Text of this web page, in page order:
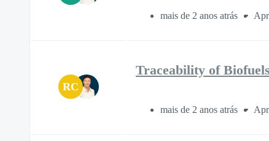
mais de 2 anos atrás
RC
Traceability of
mais de 2 anos atrás